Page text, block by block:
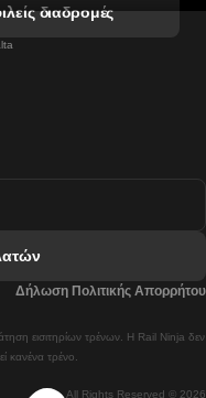
Τρένα
Tρένο
Tρένο
διαδρομές
All Rights Reserved © 2026
εισιτηρίων τρένων. Η Rail Ninja δεν
κανένα τρένο.
Δήλωση Πολιτικής Απορρήτου